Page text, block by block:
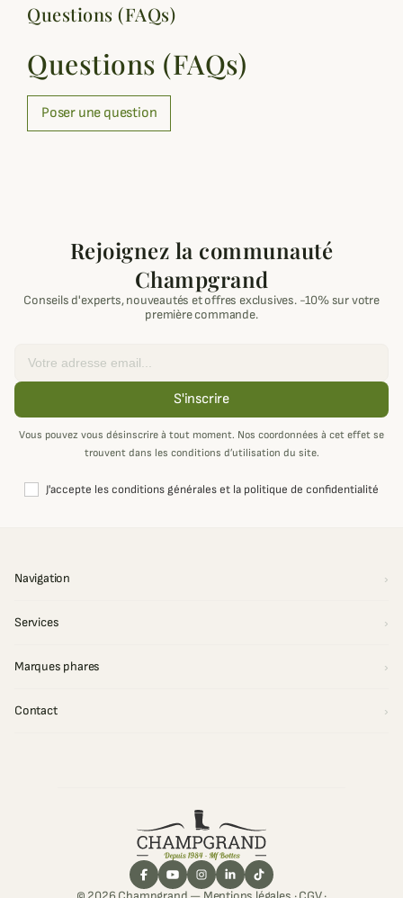
Questions (FAQs)
Questions (FAQs)
Poser une question
Rejoignez la communauté
Champgrand
Conseils d'experts, nouveautés et offres exclusives. -10% sur votre
première commande.
S'inscrire
Vous pouvez vous désinscrire à tout moment. Nos coordonnées à cet effet se
trouvent dans les conditions d’utilisation du site.
J'accepte les conditions générales et la politique de confidentialité
Navigation
Services
Marques phares
Contact